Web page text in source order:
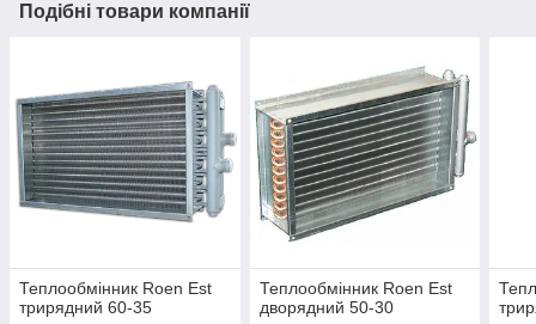
Подібні товари компанії
Теплообмінник Roen Est
трирядний 60-35
Теплообмінник Roen Est
дворядний 50-30